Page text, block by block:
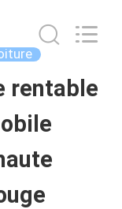
rentable